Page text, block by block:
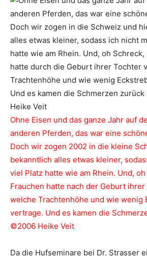
Ohne Eisen und das ganze Jahr auf
anderen Pferden, das war eine
Doch wir zogen 2002 in die kleine
bekanntlich alles etwas kleiner,
viel Platz hatte wie am Rhein. Und,
Frauchen hatte nach der Geburt
welche Trachtenhöhe und wie wenig
vertrage. Und es kamen die
©2006 Heike Veit
Da die Hufseminare bei Dr. Strasser